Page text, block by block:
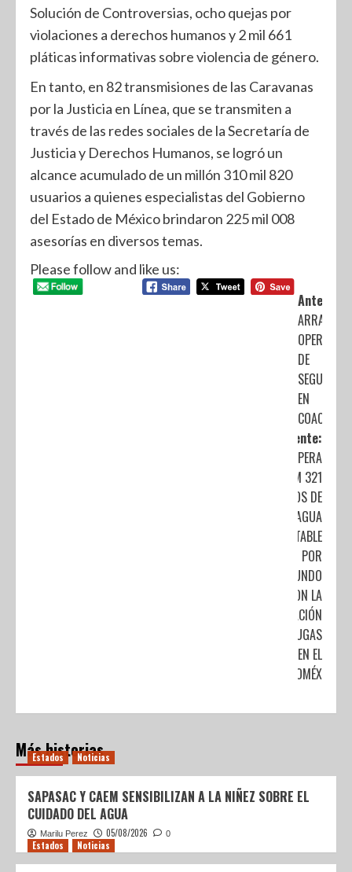
Solución de Controversias, ocho quejas por
violaciones a derechos humanos y 2 mil 661
pláticas informativas sobre violencia de género.
En tanto, en 82 transmisiones de las Caravanas
por la Justicia en Línea, que se transmiten a
través de las redes sociales de la Secretaría de
Justicia y Derechos Humanos, se logró un
alcance acumulado de un millón 310 mil 820
usuarios a quienes especialistas del Gobierno
del Estado de México brindaron 225 mil 008
asesorías en diversos temas.
Please follow and like us:
Anterior:
ARRANCAN
DE
EN
COACALCO
Siguiente:
RECUPERA
CAEM 321
LITROS DE
AGUA
POTABLE
POR
SEGUNDO
CON LA
REPARACIÓN
DE FUGAS
EN EL
EDOMÉX
Más historias
Estados Noticias
SAPASAC Y CAEM SENSIBILIZAN A LA NIÑEZ SOBRE EL
CUIDADO DEL AGUA
Marilu Perez 05/08/2026 0
Estados Noticias